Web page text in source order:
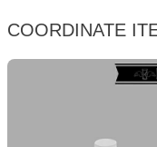
COORDINATE